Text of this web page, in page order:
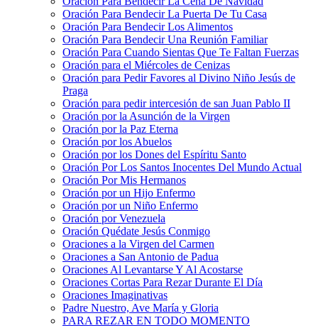
Oración Para Bendecir La Puerta De Tu Casa
Oración Para Bendecir Los Alimentos
Oración Para Bendecir Una Reunión Familiar
Oración Para Cuando Sientas Que Te Faltan Fuerzas
Oración para el Miércoles de Cenizas
Oración para Pedir Favores al Divino Niño Jesús de
Praga
Oración para pedir intercesión de san Juan Pablo II
Oración por la Asunción de la Virgen
Oración por la Paz Eterna
Oración por los Abuelos
Oración por los Dones del Espíritu Santo
Oración Por Los Santos Inocentes Del Mundo Actual
Oración Por Mis Hermanos
Oración por un Hijo Enfermo
Oración por un Niño Enfermo
Oración por Venezuela
Oración Quédate Jesús Conmigo
Oraciones a la Virgen del Carmen
Oraciones a San Antonio de Padua
Oraciones Al Levantarse Y Al Acostarse
Oraciones Cortas Para Rezar Durante El Día
Oraciones Imaginativas
Padre Nuestro, Ave María y Gloria
PARA REZAR EN TODO MOMENTO